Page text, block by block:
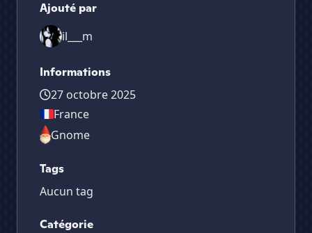
Ajouté par
il___m
Informations
27 octobre 2025
France
Gnome
Tags
Aucun tag
Catégorie